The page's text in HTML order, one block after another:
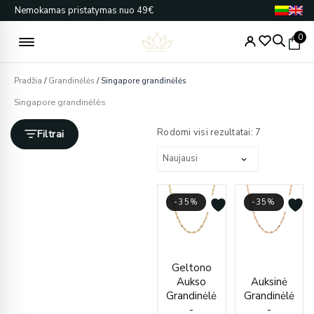
Pereiti
prie
turinio
Nemokamas pristatymas nuo 49€
0
Pradžia /Grandinėlės / Singapore grandinėlės
Singapore grandinėlės
Filtrai Rodomi visi rezultatai: 7
-35%
Geltono
Aukso
Grandinėlė
-
range:
€253.00
through
-35%
Auksinė
Grandinėlė
-